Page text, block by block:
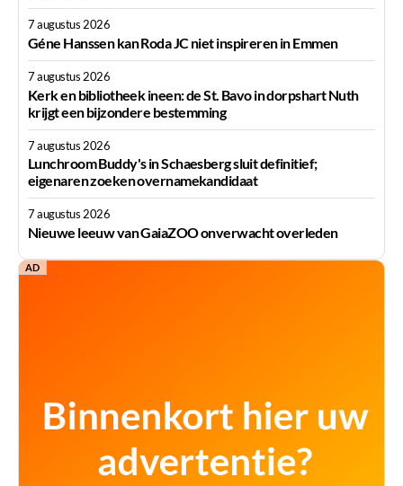
7 augustus 2026
Géne Hanssen kan Roda JC niet inspireren in Emmen
7 augustus 2026
Kerk en bibliotheek ineen: de St. Bavo in dorpshart Nuth
krijgt een bijzondere bestemming
7 augustus 2026
Lunchroom Buddy's in Schaesberg sluit definitief;
eigenaren zoeken overnamekandidaat
7 augustus 2026
Nieuwe leeuw van GaiaZOO onverwacht overleden
AD